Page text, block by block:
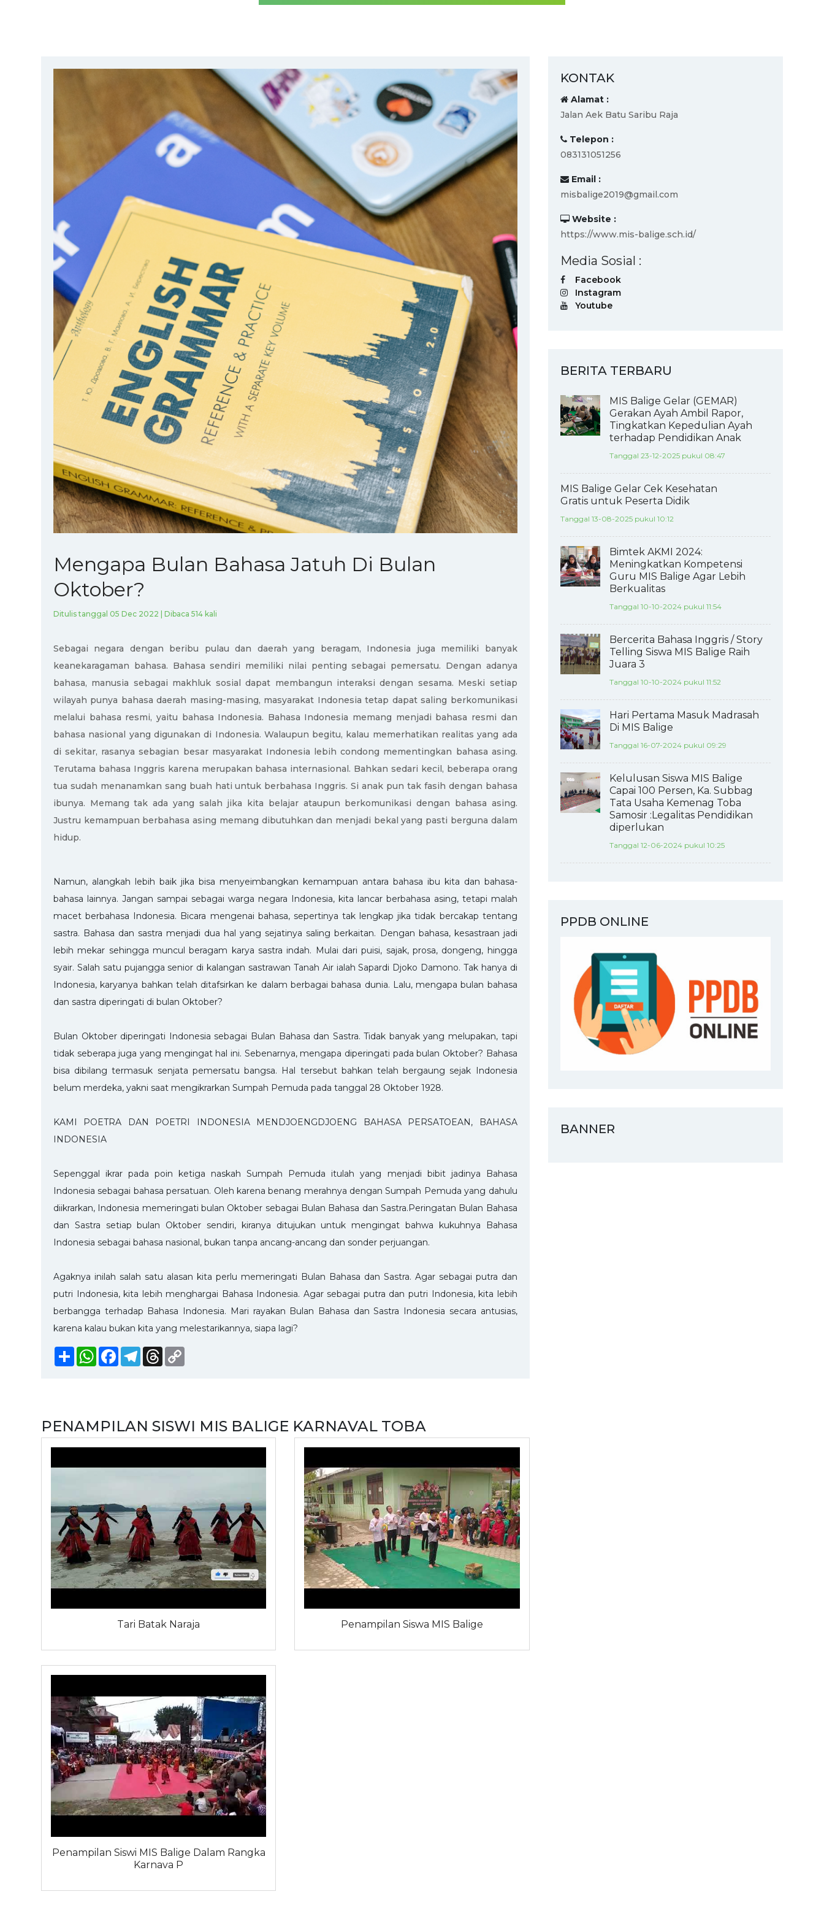
Mengapa Bulan Bahasa Jatuh Di Bulan
Oktober?
Ditulis tanggal 05 Dec 2022 | Dibaca 514 kali
Sebagai negara dengan beribu pulau dan daerah yang beragam, Indonesia juga memiliki banyak
keanekaragaman bahasa. Bahasa sendiri memiliki nilai penting sebagai pemersatu. Dengan adanya
bahasa, manusia sebagai makhluk sosial dapat membangun interaksi dengan sesama. Meski setiap
wilayah punya bahasa daerah masing-masing, masyarakat Indonesia tetap dapat saling berkomunikasi
melalui bahasa resmi, yaitu bahasa Indonesia. Bahasa Indonesia memang menjadi bahasa resmi dan
bahasa nasional yang digunakan di Indonesia. Walaupun begitu, kalau memerhatikan realitas yang ada
di sekitar, rasanya sebagian besar masyarakat Indonesia lebih condong mementingkan bahasa asing.
Terutama bahasa Inggris karena merupakan bahasa internasional. Bahkan sedari kecil, beberapa orang
tua sudah menanamkan sang buah hati untuk berbahasa Inggris. Si anak pun tak fasih dengan bahasa
ibunya. Memang tak ada yang salah jika kita belajar ataupun berkomunikasi dengan bahasa asing.
Justru kemampuan berbahasa asing memang dibutuhkan dan menjadi bekal yang pasti berguna dalam
hidup.
Namun, alangkah lebih baik jika bisa menyeimbangkan kemampuan antara bahasa ibu kita dan bahasa-
bahasa lainnya. Jangan sampai sebagai warga negara Indonesia, kita lancar berbahasa asing, tetapi malah
macet berbahasa Indonesia. Bicara mengenai bahasa, sepertinya tak lengkap jika tidak bercakap tentang
sastra. Bahasa dan sastra menjadi dua hal yang sejatinya saling berkaitan. Dengan bahasa, kesastraan jadi
lebih mekar sehingga muncul beragam karya sastra indah. Mulai dari puisi, sajak, prosa, dongeng, hingga
syair. Salah satu pujangga senior di kalangan sastrawan Tanah Air ialah Sapardi Djoko Damono. Tak hanya di
Indonesia, karyanya bahkan telah ditafsirkan ke dalam berbagai bahasa dunia. Lalu, mengapa bulan bahasa
dan sastra diperingati di bulan Oktober?
Bulan Oktober diperingati Indonesia sebagai Bulan Bahasa dan Sastra. Tidak banyak yang melupakan, tapi
tidak seberapa juga yang mengingat hal ini. Sebenarnya, mengapa diperingati pada bulan Oktober? Bahasa
bisa dibilang termasuk senjata pemersatu bangsa. Hal tersebut bahkan telah bergaung sejak Indonesia
belum merdeka, yakni saat mengikrarkan Sumpah Pemuda pada tanggal 28 Oktober 1928.
KAMI POETRA DAN POETRI INDONESIA MENDJOENGDJOENG BAHASA PERSATOEAN, BAHASA
INDONESIA
Sepenggal ikrar pada poin ketiga naskah Sumpah Pemuda itulah yang menjadi bibit jadinya Bahasa
Indonesia sebagai bahasa persatuan. Oleh karena benang merahnya dengan Sumpah Pemuda yang dahulu
diikrarkan, Indonesia memeringati bulan Oktober sebagai Bulan Bahasa dan Sastra.Peringatan Bulan Bahasa
dan Sastra setiap bulan Oktober sendiri, kiranya ditujukan untuk mengingat bahwa kukuhnya Bahasa
Indonesia sebagai bahasa nasional, bukan tanpa ancang-ancang dan sonder perjuangan.
Agaknya inilah salah satu alasan kita perlu memeringati Bulan Bahasa dan Sastra. Agar sebagai putra dan
putri Indonesia, kita lebih menghargai Bahasa Indonesia. Agar sebagai putra dan putri Indonesia, kita lebih
berbangga terhadap Bahasa Indonesia. Mari rayakan Bulan Bahasa dan Sastra Indonesia secara antusias,
karena kalau bukan kita yang melestarikannya, siapa lagi?
ShareWhatsApp
FacebookTelegram
Threads
PENAMPILAN SISWI MIS BALIGE KARNAVAL TOBA
Tari Batak Naraja Penampilan Siswa MIS Balige
Penampilan Siswi MIS Balige Dalam Rangka
Karnava P
KONTAK
Alamat :
Jalan Aek Batu Saribu Raja
Telepon :
083131051256
Email :
misbalige2019@gmail.com
Website :
https://www.mis-balige.sch.id/
Media Sosial :
Facebook
Instagram
Youtube
BERITA TERBARU
MIS Balige Gelar (GEMAR)
Gerakan Ayah Ambil Rapor,
Tingkatkan Kepedulian Ayah
terhadap Pendidikan Anak
Tanggal 23-12-2025 pukul 08:47
MIS Balige Gelar Cek Kesehatan
Gratis untuk Peserta Didik
Tanggal 13-08-2025 pukul 10:12
Bimtek AKMI 2024:
Meningkatkan Kompetensi
Guru MIS Balige Agar Lebih
Berkualitas
Tanggal 10-10-2024 pukul 11:54
Bercerita Bahasa Inggris / Story
Telling Siswa MIS Balige Raih
Juara 3
Tanggal 10-10-2024 pukul 11:52
Hari Pertama Masuk Madrasah
Di MIS Balige
Tanggal 16-07-2024 pukul 09:29
Kelulusan Siswa MIS Balige
Capai 100 Persen, Ka. Subbag
Tata Usaha Kemenag Toba
Samosir :Legalitas Pendidikan
diperlukan
Tanggal 12-06-2024 pukul 10:25
PPDB ONLINE
BANNER